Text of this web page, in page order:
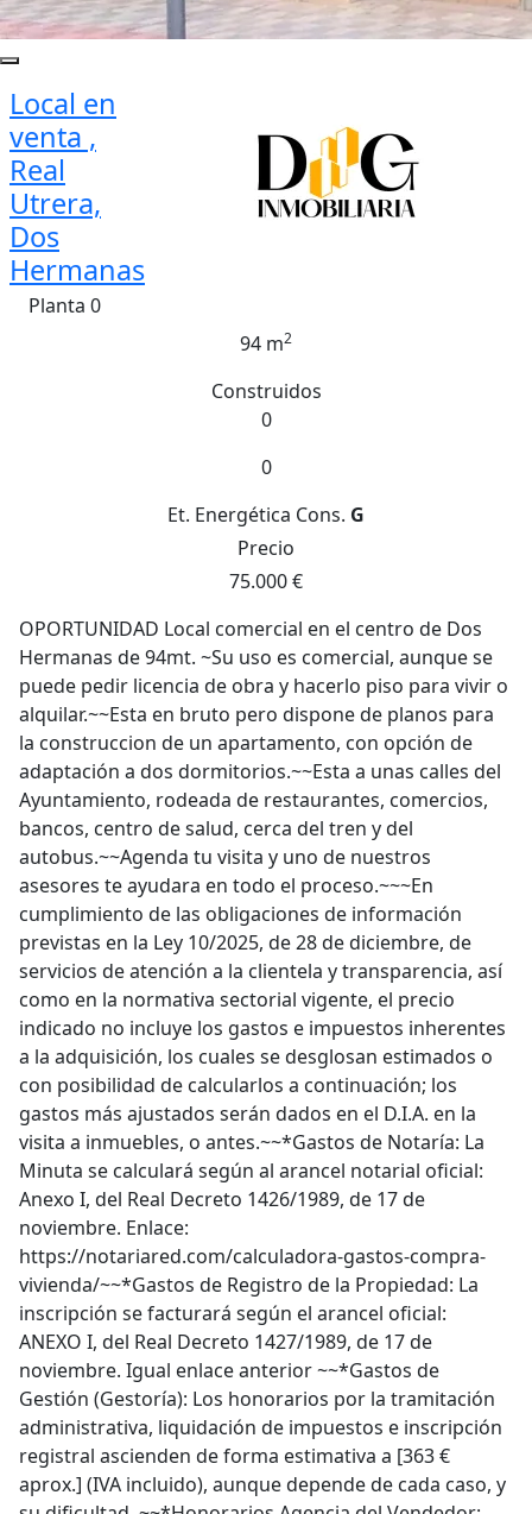
Local en
venta ,
Real
Utrera,
Dos
Hermanas
Planta 0
94 m2
Construidos
0
0
Et. Energética Cons. G
Precio
75.000 €
OPORTUNIDAD Local comercial en el centro de Dos
Hermanas de 94mt. ~Su uso es comercial, aunque se
puede pedir licencia de obra y hacerlo piso para vivir o
alquilar.~~Esta en bruto pero dispone de planos para
la construccion de un apartamento, con opción de
adaptación a dos dormitorios.~~Esta a unas calles del
Ayuntamiento, rodeada de restaurantes, comercios,
bancos, centro de salud, cerca del tren y del
autobus.~~Agenda tu visita y uno de nuestros
asesores te ayudara en todo el proceso.~~~En
cumplimiento de las obligaciones de información
previstas en la Ley 10/2025, de 28 de diciembre, de
servicios de atención a la clientela y transparencia, así
como en la normativa sectorial vigente, el precio
indicado no incluye los gastos e impuestos inherentes
a la adquisición, los cuales se desglosan estimados o
con posibilidad de calcularlos a continuación; los
gastos más ajustados serán dados en el D.I.A. en la
visita a inmuebles, o antes.~~*Gastos de Notaría: La
Minuta se calculará según al arancel notarial oficial:
Anexo I, del Real Decreto 1426/1989, de 17 de
noviembre. Enlace:
https://notariared.com/calculadora-gastos-compra-
vivienda/~~*Gastos de Registro de la Propiedad: La
inscripción se facturará según el arancel oficial:
ANEXO I, del Real Decreto 1427/1989, de 17 de
noviembre. Igual enlace anterior ~~*Gastos de
Gestión (Gestoría): Los honorarios por la tramitación
administrativa, liquidación de impuestos e inscripción
registral ascienden de forma estimativa a [363 €
aprox.] (IVA incluido), aunque depende de cada caso, y